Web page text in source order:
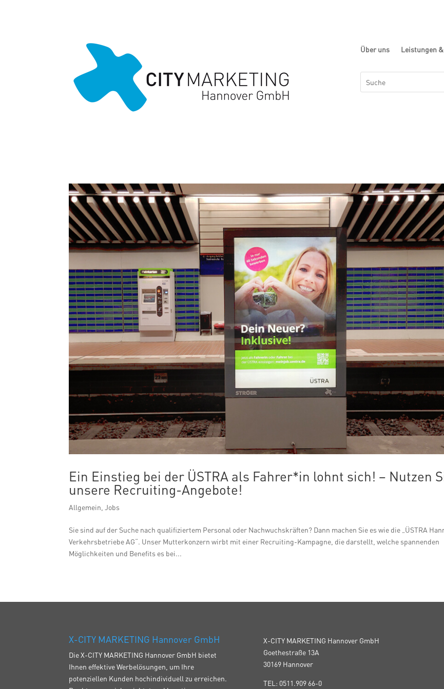
Über uns Leistungen
Ein Einstieg bei der ÜSTRA als Fahrer*in lohnt sich! – Nutzen
unsere Recruiting-Angebote!
Allgemein ,Jobs
Sie sind auf der Suche nach qualifiziertem Personal oder Nachwuchskräften? Dann machen Sie es wie die „ÜSTRA
Verkehrsbetriebe AG“. Unser Mutterkonzern wirbt mit einer Recruiting-Kampagne, die darstellt, welche spannenden
Möglichkeiten und Benefits es bei...
X-CITY MARKETING Hannover GmbH
Die X-CITY MARKETING Hannover GmbH bietet
Ihnen effektive Werbelösungen, um Ihre
potenziellen Kunden hochindividuell zu erreichen.
X-CITY MARKETING Hannover GmbH
Goethestraße 13A
30169 Hannover
TEL: 0511.909 66-0